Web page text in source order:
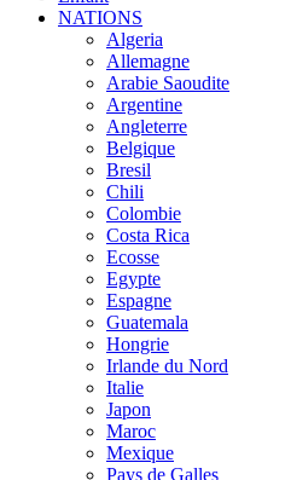
NATIONS
Algeria
Allemagne
Arabie Saoudite
Argentine
Angleterre
Belgique
Bresil
Chili
Colombie
Costa Rica
Ecosse
Egypte
Espagne
Guatemala
Hongrie
Irlande du Nord
Italie
Japon
Maroc
Mexique
Pays de Galles